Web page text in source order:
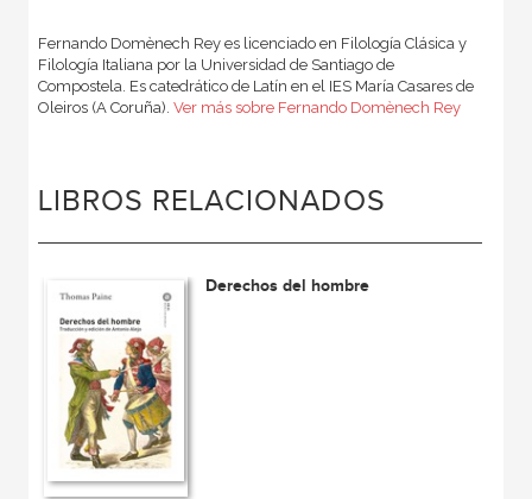
Fernando Domènech Rey es licenciado en Filología Clásica y
Filología Italiana por la Universidad de Santiago de
Compostela. Es catedrático de Latín en el IES María Casares de
Oleiros (A Coruña). Ver más sobre Fernando Domènech Rey
LIBROS RELACIONADOS
Derechos del hombre